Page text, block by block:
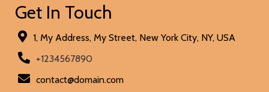
Get In Touch
1, My Address, My Street, New York City, NY, USA
+1234567890
contact@domain.com